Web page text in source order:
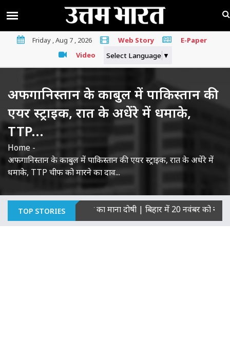
Friday , Aug 7 , 2026 Web Story
E-Paper
Video
Select Language ▼
अफगानिस्तान के काबुल में पाकिस्तान की
एयर स्ट्राइक, रात के अधेंरे में धमाके,
TTP...
Home -
अफगानिस्तान के काबुल में पाकिस्तान की एयर स्ट्राइक, रात के अधेंरे में
धमाके, TTP चीफ को मारने का दाव...
TOP STORIES
की हत्याओं का माना दोषी|बिहार में 20 नवंबर को नई सरकार